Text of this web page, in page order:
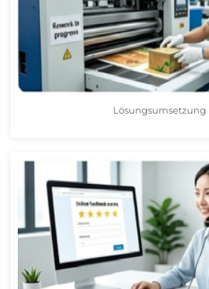
Lösungsumsetzung